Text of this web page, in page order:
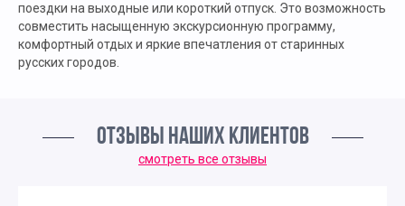
поездки на выходные или короткий отпуск. Это возможность
совместить насыщенную экскурсионную программу,
комфортный отдых и яркие впечатления от старинных
русских городов.
ОТЗЫВЫ НАШИХ КЛИЕНТОВ
смотреть все отзывы